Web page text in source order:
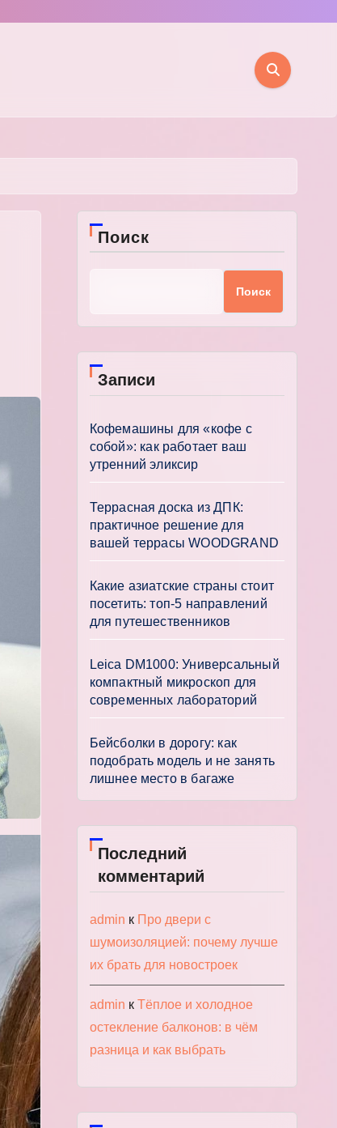
Поиск
Поиск
Записи
Кофемашины для «кофе с
собой»: как работает ваш
утренний эликсир
Террасная доска из ДПК:
практичное решение для
вашей террасы WOODGRAND
Какие азиатские страны стоит
посетить: топ-5 направлений
для путешественников
Leica DM1000: Универсальный
компактный микроскоп для
современных лабораторий
Бейсболки в дорогу: как
подобрать модель и не занять
лишнее место в багаже
Последний
комментарий
admin к Про двери с
шумоизоляцией: почему лучше
их брать для новостроек
admin к Тёплое и холодное
остекление балконов: в чём
разница и как выбрать